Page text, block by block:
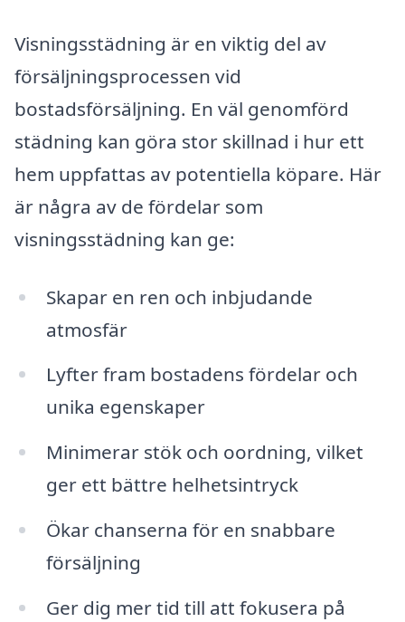
Visningsstädning är en viktig del av
försäljningsprocessen vid
bostadsförsäljning. En väl genomförd
städning kan göra stor skillnad i hur ett
hem uppfattas av potentiella köpare. Här
är några av de fördelar som
visningsstädning kan ge:
Skapar en ren och inbjudande
atmosfär
Lyfter fram bostadens fördelar och
unika egenskaper
Minimerar stök och oordning, vilket
ger ett bättre helhetsintryck
Ökar chanserna för en snabbare
försäljning
Ger dig mer tid till att fokusera på